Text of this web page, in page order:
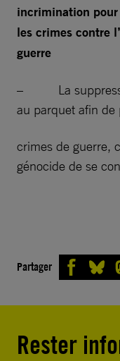
incrimination pour
les crimes contre
guerre
– La
au parquet afin de
crimes de guerre,
génocide de se
Partager
Rester